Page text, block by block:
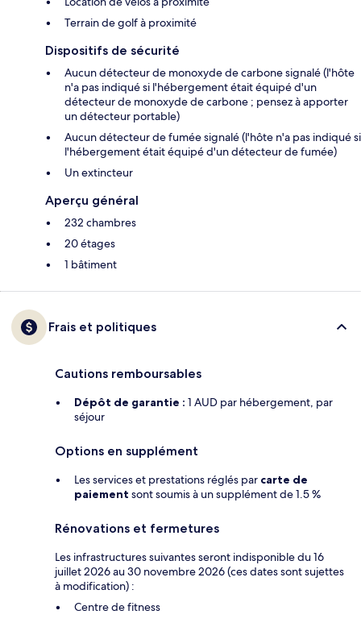
Terrain de golf à proximité
Dispositifs de sécurité
Aucun détecteur de monoxyde de carbone signalé (l'hôte
n'a pas indiqué si l'hébergement était équipé d'un
détecteur de monoxyde de carbone ; pensez à apporter
un détecteur portable)
Aucun détecteur de fumée signalé (l'hôte n'a pas indiqué si
l'hébergement était équipé d'un détecteur de fumée)
Un extincteur
Aperçu général
232 chambres
20 étages
1 bâtiment
Frais et politiques
Cautions remboursables
Dépôt de garantie : 1 AUD par hébergement, par
séjour
Options en supplément
Les services et prestations réglés par carte de
paiement sont soumis à un supplément de 1.5 %
Rénovations et fermetures
Les infrastructures suivantes seront indisponible du 16
juillet 2026 au 30 novembre 2026 (ces dates sont sujettes
à modification) :
Centre de fitness